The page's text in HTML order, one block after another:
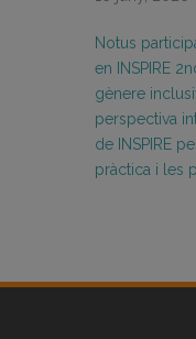
Notus
en INSPIRE
gènere
perspectiva
de INSPIRE
pràctica i les